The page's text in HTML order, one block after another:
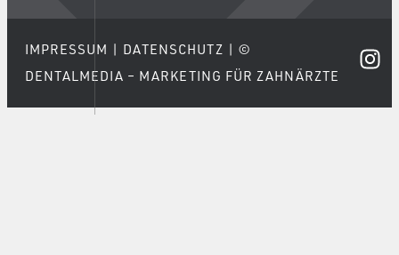
IMPRESSUM | DATENSCHUTZ | ©
DENTALMEDIA – MARKETING FÜR ZAHNÄRZTE